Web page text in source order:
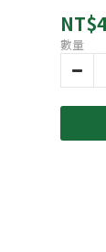
數量